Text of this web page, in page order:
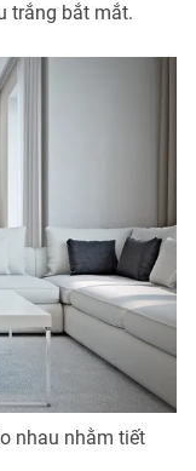
số 483/GP-BTTTT
Quốc Thắng,
932
trắng bắt mắt.
nhau nhằm tiết